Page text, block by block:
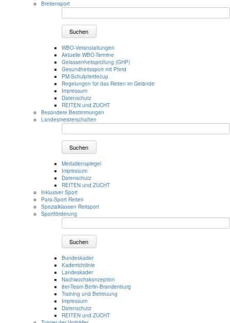
Breitensport
Suchen
WBO-Veranstaltungen
Aktuelle WBO-Termine
Gelassenheitsprüfung (GHP)
Gesundheitssport mit Pferd
PM-Schulpferdecup
Regelungen für das Reiten im Gelände
Impressum
Datenschutz
REITEN und ZUCHT
Besondere Bestimmungen
Landesmeisterschaften
Suchen
Medaillenspiegel
Impressum
Datenschutz
REITEN und ZUCHT
Inklusiver Sport
Para-Sport Reiten
Spezialklassen Reitsport
Sportförderung
Suchen
Bundeskader
Kaderrichtlinie
Landeskader
Nachwuchskonzeption
8er-Team Berlin-Brandenburg
Training und Betreuung
Impressum
Datenschutz
REITEN und ZUCHT